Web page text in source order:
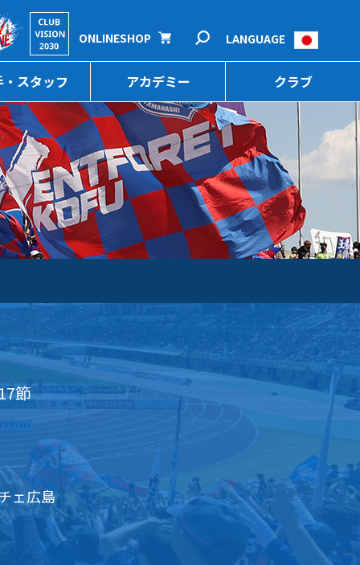
スタッフ アカデミー クラブ
ONLINESHOP LANGUAGE
節
ェ広島